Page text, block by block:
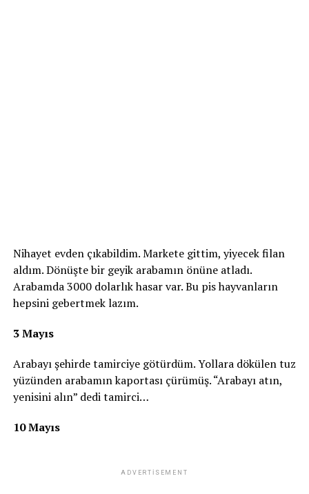
Nihayet evden çıkabildim. Markete gittim, yiyecek filan
aldım. Dönüşte bir geyik arabamın önüne atladı.
Arabamda 3000 dolarlık hasar var. Bu pis hayvanların
hepsini gebertmek lazım.
3 Mayıs
Arabayı şehirde tamirciye götürdüm. Yollara dökülen tuz
yüzünden arabamın kaportası çürümüş. “Arabayı atın,
yenisini alın” dedi tamirci…
10 Mayıs
ADVERTISEMENT